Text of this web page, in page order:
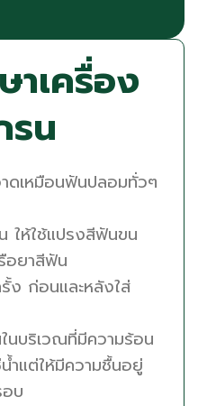
าเครื่อง
น
ดเหมือนฟันปลอมทั่วๆ
ให้ใช้แปรงสีฟันขน
อยาสีฟัน
ง ก่อนและหลังใส่
นบริเวณที่มีความร้อน
ำแต่ให้มีความชื้นอยู่
บ